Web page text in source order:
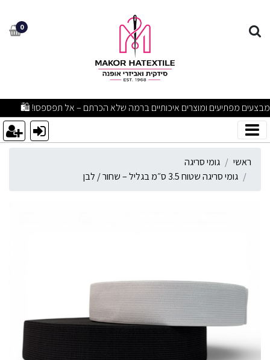
גומי סריגה שטוח 3.5 ס״מ בגליל – שחור / לבן 0
מבצעים מפתיעים ומוצרים איכותיים ברמה שלא הכרתם – אל
ראשי
גומי סריגה
גומי סריגה שטוח 3.5 ס״מ בגליל – שחור / לבן